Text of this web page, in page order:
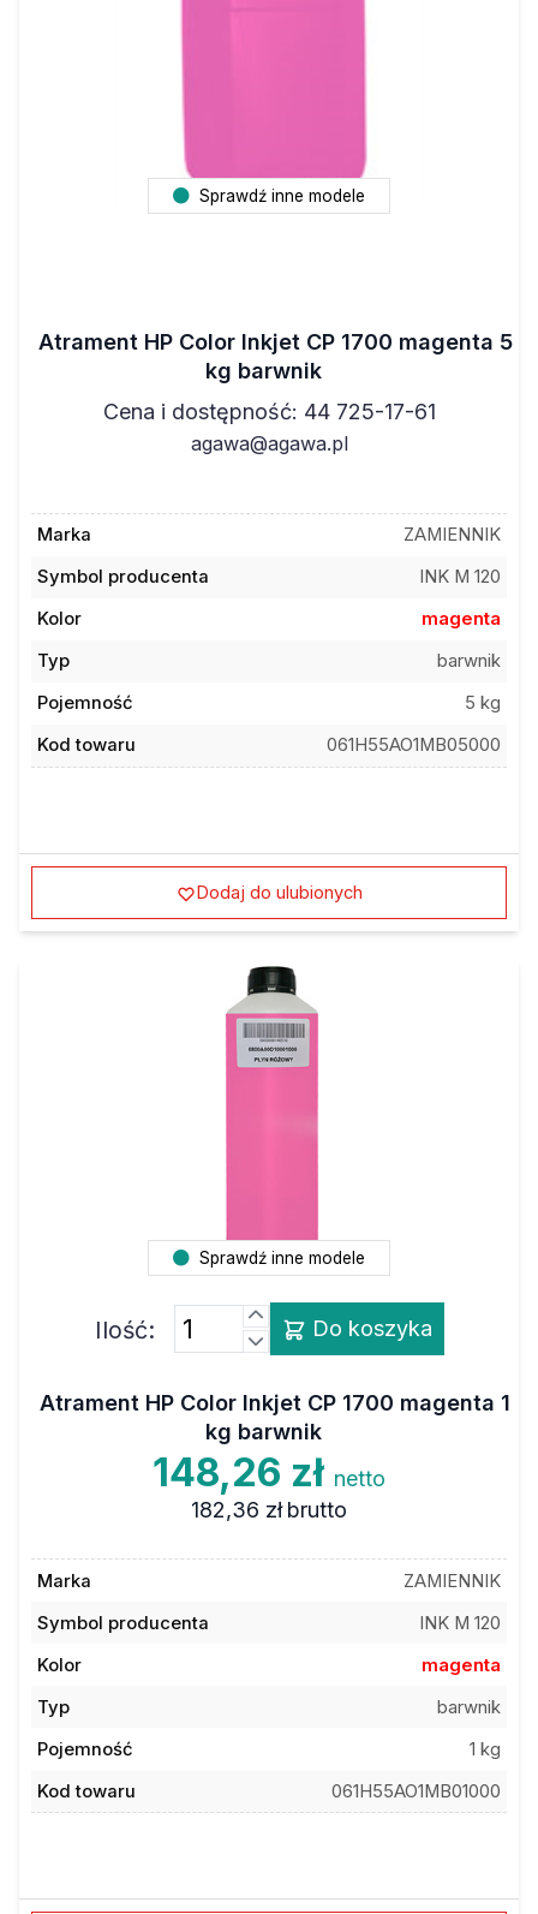
Sprawdź inne modele
Atrament HP Color Inkjet CP 1700 magenta 5
kg barwnik
Cena i dostępność: 44 725-17-61
agawa@agawa.pl
Marka
ZAMIENNIK
Symbol producenta
INK M 120
Kolor
magenta
Typ
barwnik
Pojemność
5 kg
Kod towaru
061H55AO1MB05000
Dodaj do ulubionych
Sprawdź inne modele
Ilość: Do koszyka
Atrament HP Color Inkjet CP 1700 magenta 1
kg barwnik
148,26 zł netto
182,36 zł brutto
Marka
ZAMIENNIK
Symbol producenta
INK M 120
Kolor
magenta
Typ
barwnik
Pojemność
1 kg
Kod towaru
061H55AO1MB01000